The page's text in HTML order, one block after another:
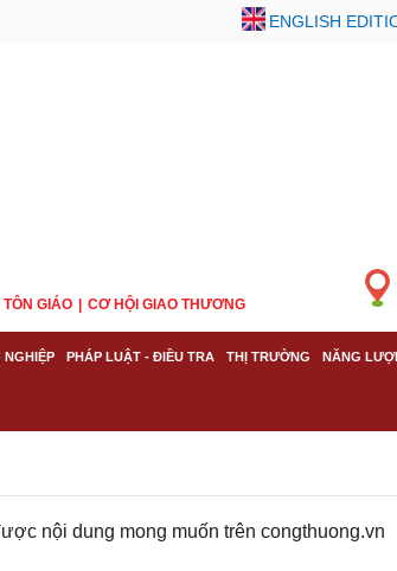
ENGLISH
TÔN GIÁO CƠ HỘI GIAO THƯƠNG
NGHIỆP PHÁP LUẬT - ĐIỀU TRA THỊ TRƯỜNG NĂNG
nội dung mong muốn trên congthuong.vn